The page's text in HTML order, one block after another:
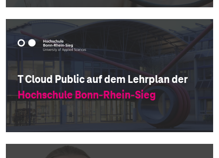
T Cloud Public auf dem Lehrplan der
Hochschule Bonn-Rhein-Sieg